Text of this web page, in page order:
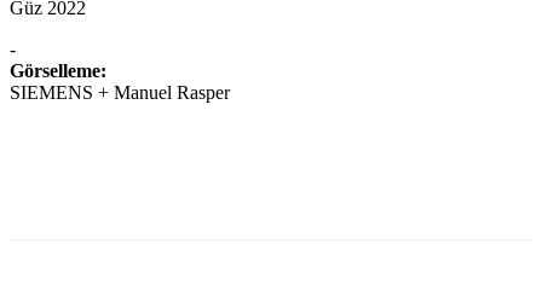
Güz 2022
-
Görselleme:
SIEMENS + Manuel Rasper